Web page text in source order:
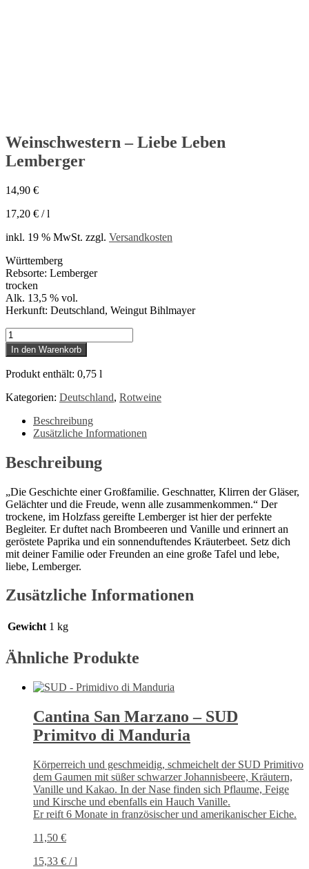
Weinschwestern – Liebe Leben
Lemberger
14,90 €
17,20 € /l
inkl. 19 % MwSt. zzgl. Versandkosten
Württemberg
Rebsorte: Lemberger
trocken
Alk. 13,5 % vol.
Herkunft: Deutschland, Weingut Bihlmayer
Weinschwestern
-
Liebe
Leben
Menge
In den Warenkorb
Produkt enthält: 0,75 l
Kategorien: Deutschland, Rotweine
Beschreibung
Zusätzliche Informationen
Beschreibung
„Die Geschichte einer Großfamilie. Geschnatter, Klirren der Gläser,
Gelächter und die Freude, wenn alle zusammenkommen.“ Der
trockene, im Holzfass gereifte Lemberger ist hier der perfekte
Begleiter. Er duftet nach Brombeeren und Vanille und erinnert an
geröstete Paprika und ein sonnenduftendes Kräuterbeet. Setz dich
mit deiner Familie oder Freunden an eine große Tafel und lebe,
liebe, Lemberger.
Zusätzliche Informationen
Gewicht 1 kg
Ähnliche Produkte
Cantina San Marzano – SUD
Primitvo di Manduria
Körperreich und geschmeidig, schmeichelt der SUD Primitivo
dem Gaumen mit süßer schwarzer Johannisbeere, Kräutern,
Vanille und Kakao. In der Nase finden sich Pflaume, Feige
und Kirsche und ebenfalls ein Hauch Vanille.
Er reift 6 Monate in französischer und amerikanischer Eiche.
11,50 €
15,33 € /l